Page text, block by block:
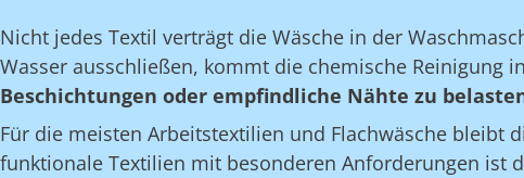
Nicht jedes Textil verträgt die Wäsche in der
Wasser ausschließen, kommt die chemische Reinigung
Beschichtungen oder empfindliche Nähte zu
Für die meisten Arbeitstextilien und Flachwäsche bleibt
funktionale Textilien mit besonderen Anforderungen ist